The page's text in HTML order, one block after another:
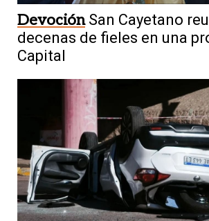
Devoción San Cayetano
decenas de fieles en una
Capital